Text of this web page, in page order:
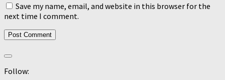
Save my name, email, and website in this browser for the
next time I comment.
Follow: